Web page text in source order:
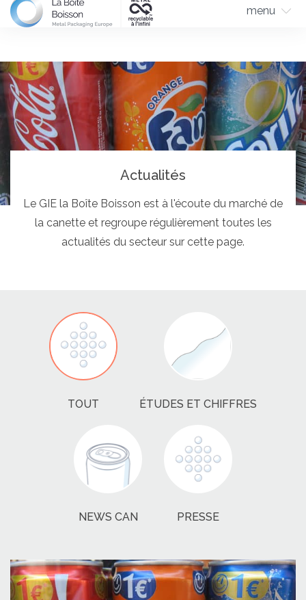
menu
Actualités
Le GIE la Boîte Boisson est à l'écoute du marché de
la canette et regroupe régulièrement toutes les
actualités du secteur sur cette page.
TOUT ÉTUDES ET CHIFFRES
NEWS CAN PRESSE